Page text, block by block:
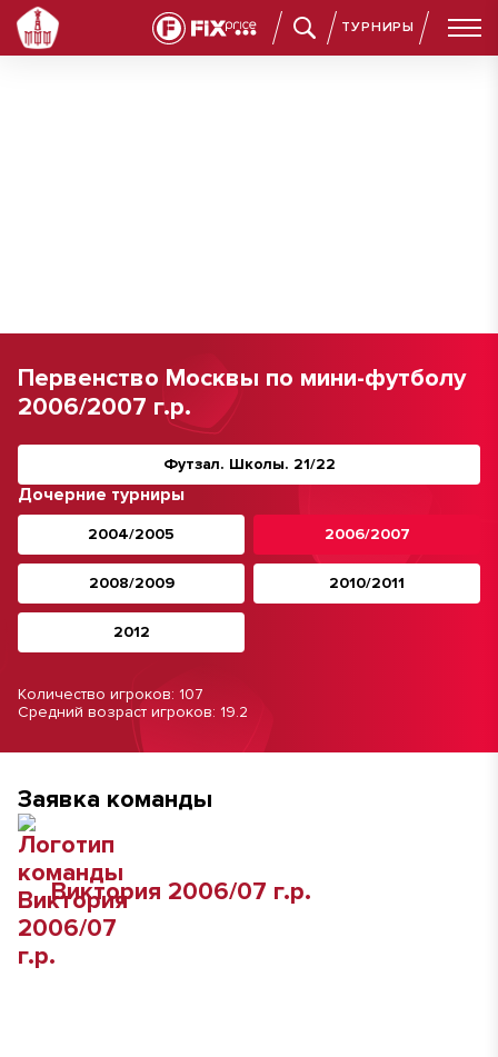
ТУРНИРЫ
Первенство Москвы по мини-футболу
2006/2007 г.р.
Футзал. Школы. 21/22
Дочерние турниры
2004/2005 2006/2007
2008/2009 2010/2011
2012
Количество игроков: 107
Средний возраст игроков: 19.2
Заявка команды
Виктория 2006/07 г.р.